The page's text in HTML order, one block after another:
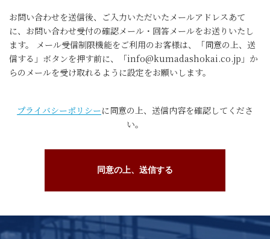
お問い合わせを送信後、ご入力いただいたメールアドレスあて
に、お問い合わせ受付の確認メール・回答メールをお送りいたし
ます。 メール受信制限機能をご利用のお客様は、「同意の上、送
信する」ボタンを押す前に、「info@kumadashokai.co.jp」か
らのメールを受け取れるように設定をお願いします。
プライバシーポリシーに同意の上、送信内容を確認してくださ
い。